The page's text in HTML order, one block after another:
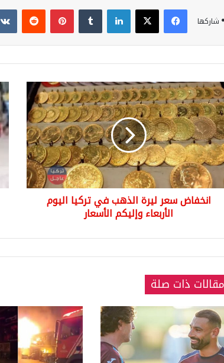
شاركها
فيسبوك‫X لينكدإن بينتيريست
الأسعارانخفاض سعر ليرة الذهب في تركيا اليوم
الأربعاء وإليكم الأسعار
آخر
مقالات ذات صلة